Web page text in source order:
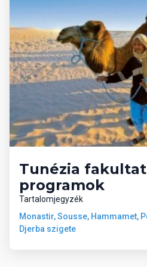
tartozó szállodában lehet pénzt
Beszélt nyelvek
Tunézia beszélt nyelve az arab, de
kétnyelvű: arab és francia. Ez igaz a
utcanévtáblákra is. A népszerűbb
is sokan beszélik.
Elérhető
Magyar Nagykövetség
Cím:12, rue Achtart, Nord-Hilton,
Rendkívüli és meghatalmazott
Tunézia
programok
Tartalomjegyzék
Monastir, Sousse, Hammamet,
Djerba szigete